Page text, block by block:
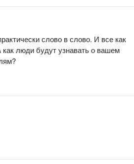
слово в слово. И все как
как люди будут узнавать о вашем